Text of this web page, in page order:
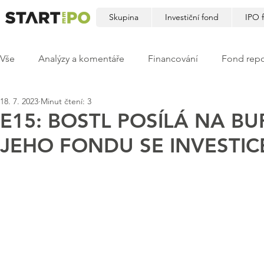
Skupina Investiční fond IPO
Vše Analýzy a komentáře Financování Fond
E15: BOSTL POSÍLÁ NA
JEHO FONDU SE
18. 7. 2023 Minut čtení: 3